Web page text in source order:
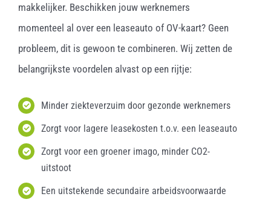
makkelijker. Beschikken jouw werknemers
momenteel al over een leaseauto of OV-kaart? Geen
probleem, dit is gewoon te combineren. Wij zetten de
belangrijkste voordelen alvast op een rijtje:
Minder ziekteverzuim door gezonde werknemers
Zorgt voor lagere leasekosten t.o.v. een leaseauto
Zorgt voor een groener imago, minder CO2-
uitstoot
Een uitstekende secundaire arbeidsvoorwaarde